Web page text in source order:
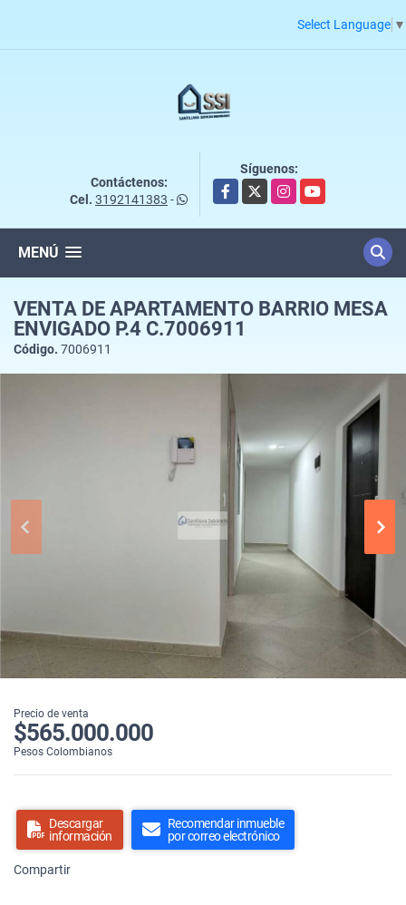
Select Language ▼
Contáctenos:
Cel. 3192141383 -
Síguenos:
Facebook
X InstagramYouTube
MENÚ
VENTA DE APARTAMENTO BARRIO MESA
ENVIGADO P.4 C.7006911
Código. 7006911
Precio de venta
$565.000.000
Pesos Colombianos
Descargar
información
Recomendar inmueble
por correo electrónico
Compartir